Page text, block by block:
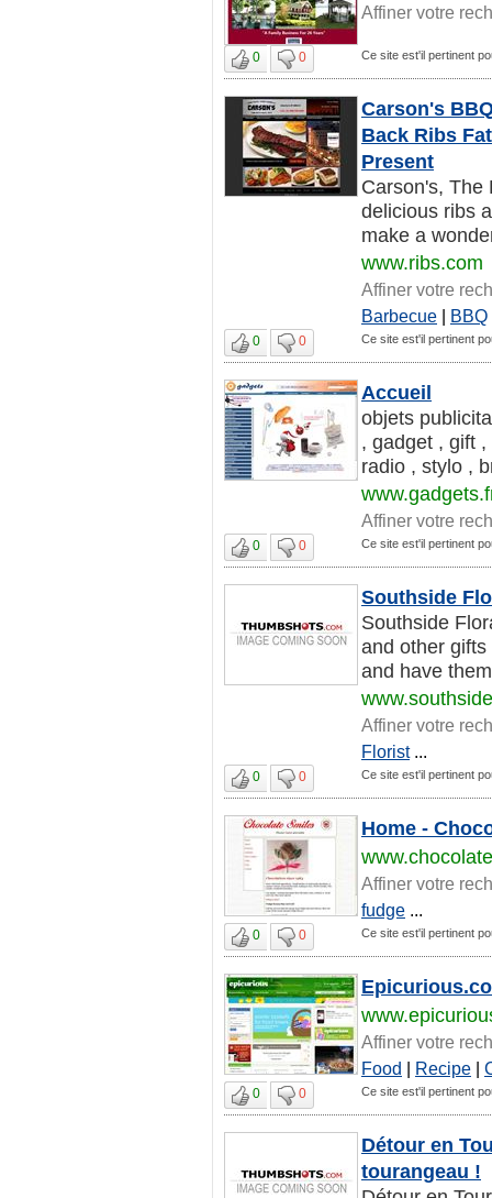
Affiner votre
0 0 Ce site est'il pertinent
Carson's
Back Ribs
Present
Carson's, The
delicious ribs
make a
www.ribs.com
Affiner votre
Barbecue | BBQ
0 0 Ce site est'il pertinent
Accueil
objets
, gadget , gift
radio , stylo ,
Affiner votre
0 0 Ce site est'il pertinent
Southside
Southside
and other
and have
Affiner votre
Florist...
0 0 Ce site est'il pertinent
Home -
Affiner votre
fudge ...
0 0 Ce site est'il pertinent
Affiner votre
Food | Recipe |
0 0 Ce site est'il pertinent
Détour en
tourangeau !